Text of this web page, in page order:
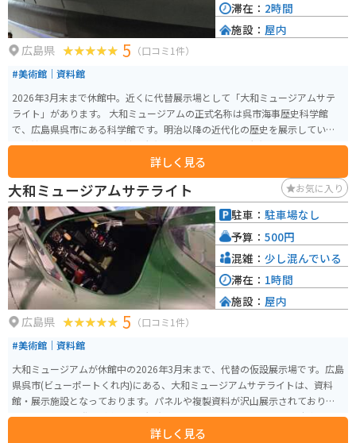
広島県 5 （口コミ1件）
#美術館｜資料館
2026年3月末まで休館中。近くに代替展示場として「大和ミュージアムサテ
ライト」があります。 大和ミュージアムの正式名称は呉市海事歴史科学館
で、広島県呉市にある科学館です。明治以降の近代化の歴史を展示していま
す。館内には、10分の1戦艦「大和」が展示されており大和ミュージアムとし
て親しまれています。その他零式艦上戦闘機や人間魚雷「回天」などすべて
本物が展示されています。戦争の歴史を感じることが出来る科学館となって
います。
詳しく見る
滞在： 2時間
施設： 屋内
大和ミュージアムサテライト お気に入り
広島県 5 （口コミ1件）
#美術館｜資料館
大和ミュージアムが休館中の2026年3月末まで、代替の仮設展示場です。広島
県呉市(ビューポートくれ内)にある、大和ミュージアムサテライトは、資料
館・展示施設となっております。パネルや複製資料が沢山展示されており、
世代間関係なく誰もが楽しめる観光施設となっております。また、駐車場は
隣接していないため、近隣の商業施設などの駐車する必要があります。
詳しく見る
駐車： 駐車場なし
予算： 500円
混雑： 少し混んでいる
滞在： 1時間
施設： 屋内